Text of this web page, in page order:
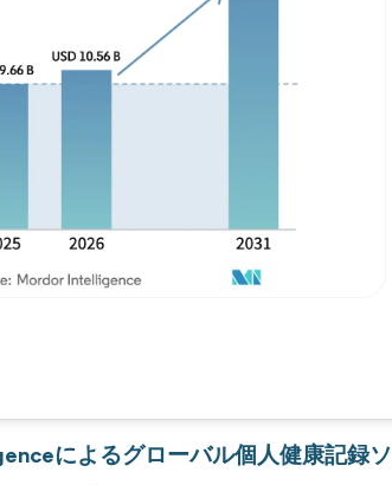
画像 © Mordor Intelligence。再利用にはCC
によるグローバル個人健康記録